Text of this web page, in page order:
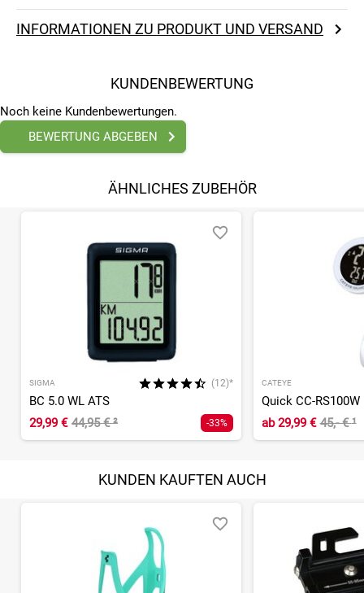
INFORMATIONEN ZU PRODUKT UND VERSAND
KUNDENBEWERTUNG
Noch keine Kundenbewertungen.
BEWERTUNG ABGEBEN
ÄHNLICHES ZUBEHÖR
SIGMA (12)*
BC 5.0 WL ATS
29,99 € 44,95 €² -33%
CATEYE
Quick CC-RS100W
ab29,99 € 45,- €¹
KUNDEN KAUFTEN AUCH